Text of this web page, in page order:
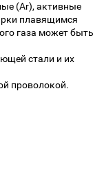
(Ar), активные
плавящимся
газа может быть
стали и их
проволокой.